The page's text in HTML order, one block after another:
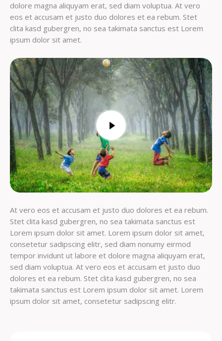
dolore magna aliquyam erat, sed diam voluptua. At vero
eos et accusam et justo duo dolores et ea rebum. Stet
clita kasd gubergren, no sea takimata sanctus est Lorem
ipsum dolor sit amet.
At vero eos et accusam et justo duo dolores et ea rebum.
Stet clita kasd gubergren, no sea takimata sanctus est
Lorem ipsum dolor sit amet. Lorem ipsum dolor sit amet,
consetetur sadipscing elitr, sed diam nonumy eirmod
tempor invidunt ut labore et dolore magna aliquyam erat,
sed diam voluptua. At vero eos et accusam et justo duo
dolores et ea rebum. Stet clita kasd gubergren, no sea
takimata sanctus est Lorem ipsum dolor sit amet. Lorem
ipsum dolor sit amet, consetetur sadipscing elitr.